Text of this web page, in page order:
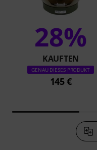
28%
KAUFTEN
GENAU DIESES PRODUKT
145 €